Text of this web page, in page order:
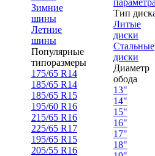
Зимние
шины
Летние
шины
Популярные
типоразмеры
175/65 R14
185/65 R14
185/65 R15
195/60 R16
215/65 R16
225/65 R17
195/65 R15
205/55 R16
Тип
Литые
диски
Стальные
диски
Диаметр
обода
13"
14"
15"
16"
17"
18"